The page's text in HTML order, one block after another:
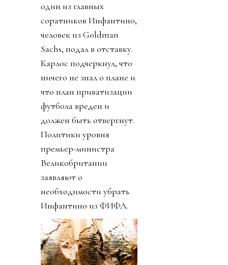
один из главных
соратников Инфантино,
человек из Goldman
Sachs, подал в отставку.
Карлос подчеркнул, что
ничего не знал о плане и
что план приватизации
футбола вреден и
должен быть отвергнут.
Политики уровня
премьер-министра
Великобритании
заявляют о
необходимости убрать
Инфантино из ФИФА.